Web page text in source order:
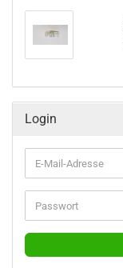
Login
E-
Mail-
Adresse
Passwort